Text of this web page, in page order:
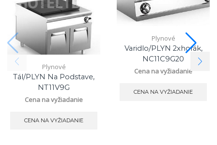
Plynové
Tál/PLYN Na Podstave,
NT11V9G
Cena na vyžiadanie
CENA NA VYŽIADANIE
Plynové
Varidlo/PLYN 2xhorák,
NC11C9G20
Cena na vyžiadanie
CENA NA VYŽIADANIE